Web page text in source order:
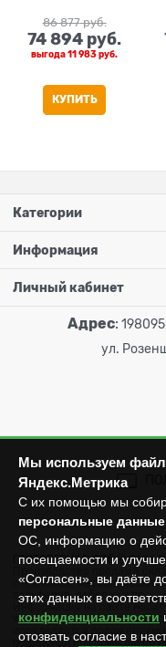
86 877 руб.
74 894 руб.
выгода11 983 руб.
КУПИТЬ
Категории
Информация
Личный кабинет
Адрес:
ул.
ГОРТОРГСНАБ СПб © 2026
Производство продажа
стеллажей,
тельферов, лебедок и пр.
Информация на сайте
характер и не может
определяется
подробной информации об
Мы используем
Яндекс.Метрика
С их помощью мы
персональные данные
ОС, информацию о
посещаемости и
«Согласен», вы даёте
этих данных в
конфиденциальности
отозвать согласие в